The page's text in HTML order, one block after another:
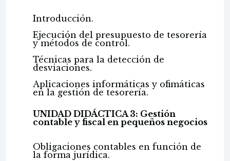
Introducción.
Ejecución del presupuesto de tesorería
y métodos de control.
Técnicas para la detección de
desviaciones.
Aplicaciones informáticas y ofimáticas
en la gestión de tesorería.
UNIDAD DIDÁCTICA 3: Gestión
contable y fiscal en pequeños negocios
Obligaciones contables en función de
la forma jurídica.